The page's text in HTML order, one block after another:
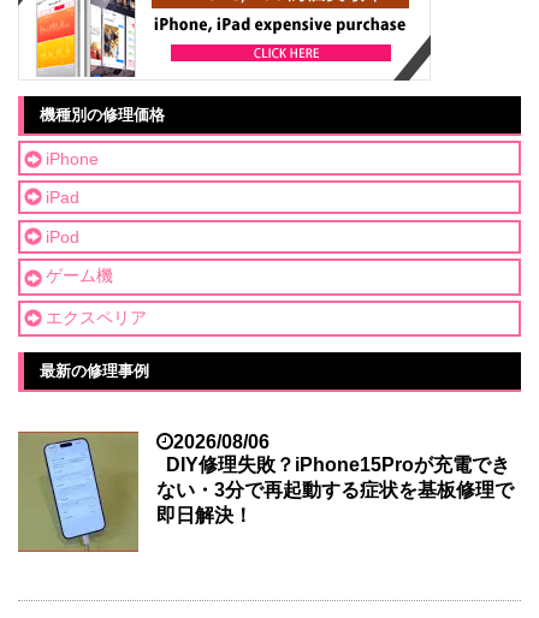
機種別の修理価格
iPhone
iPad
iPod
ゲーム機
エクスペリア
最新の修理事例
2026/08/06
DIY修理失敗？iPhone15Proが充電でき
ない・3分で再起動する症状を基板修理で
即日解決！